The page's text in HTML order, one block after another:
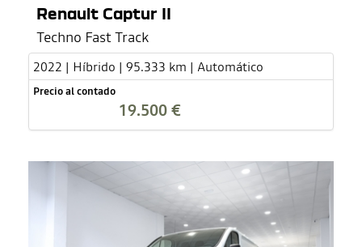
Renault Captur II
Techno Fast Track
2022 | Híbrido | 95.333 km | Automático
Precio al contado
19.500 €